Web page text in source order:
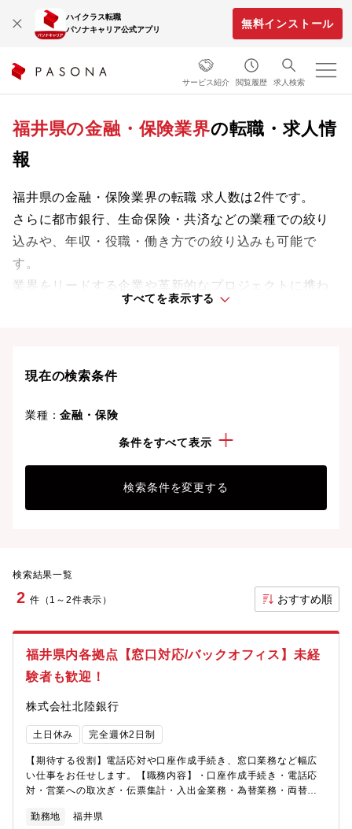
ハイクラス転職
パソナキャリア公式アプリ
無料インストール
サービス紹介 閲覧履歴 求人検索
福井県の金融・保険業界の転職・求人情
報
福井県の金融・保険業界の転職 求人数は2件です。
さらに都市銀行、生命保険・共済などの業種での絞り
込みや、年収・役職・働き方での絞り込みも可能で
す。
業界をリードする企業や革新的なプロジェクトに携わ
り、次のキャリアステージへと踏み出しましょう。
すべてを表示する
現在の検索条件
業種：金融・保険
条件をすべて表示
検索条件を変更する
検索結果一覧
2 件（1～2件表示） おすすめ順
福井県内各拠点【窓口対応/バックオフィス】未経
験者も歓迎！
株式会社北陸銀行
土日休み 完全週休2日制
【期待する役割】電話応対や口座作成手続き、窓口業務など幅広
い仕事をお任せします。【職務内容】・口座作成手続き・電話応
対・営業への取次ぎ・伝票集計・入出金業務・為替業務・両替業
ます。 ・コンサル：総合的なコンサル対応力の向上 ・環境：環
勤務地 福井県